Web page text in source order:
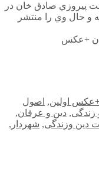
پيروزي صادق خان در
و حال وي را منتشر
+عکس
اولین, اصول
زندگی, دین و عرفان,
دین وزندگی, شهردار ,